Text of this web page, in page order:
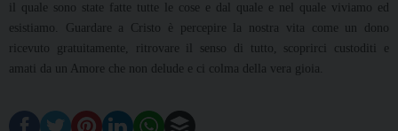
il quale sono state fatte tutte le cose e dal quale e nel quale viviamo ed
esistiamo. Guardare a Cristo è percepire la nostra vita come un dono
ricevuto gratuitamente, ritrovare il senso di tutto, scoprirci custoditi e
amati da un Amore che non delude e ci colma della vera gioia.